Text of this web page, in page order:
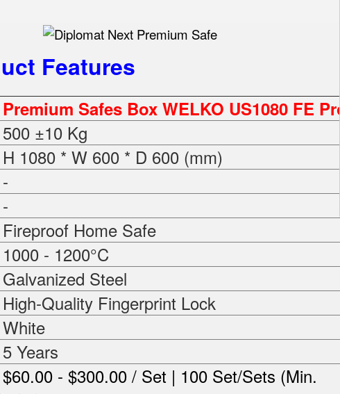
Features
Premium Safes Box WELKO US1080 FE Pro
500 ±10 Kg
H 1080 * W 600 * D 600 (mm)
-
-
Fireproof Home Safe
1000 - 1200°C
Galvanized Steel
High-Quality Fingerprint Lock
White
5 Years
$60.00 - $300.00 / Set | 100 Set/Sets (Min.